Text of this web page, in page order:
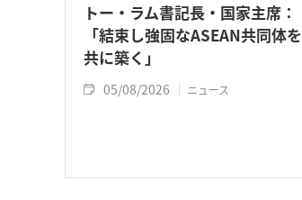
トー・ラム書記長・国家主席：
「結束し強固なASEAN共同体を
共に築く」
05/08/2026 ニュース